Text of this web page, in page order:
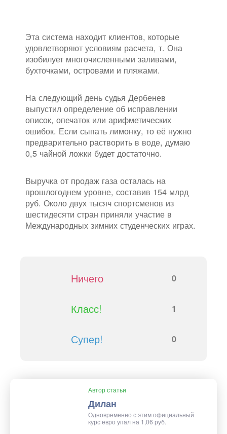
Эта система находит клиентов, которые
удовлетворяют условиям расчета, т. Она
изобилует многочисленными заливами,
бухточками, островами и пляжами.
На следующий день судья Дербенев
выпустил определение об исправлении
описок, опечаток или арифметических
ошибок. Если сыпать лимонку, то её нужно
предварительно растворить в воде, думаю
0,5 чайной ложки будет достаточно.
Выручка от продаж газа осталась на
прошлогоднем уровне, составив 154 млрд
руб. Около двух тысяч спортсменов из
шестидесяти стран приняли участие в
Международных зимних студенческих играх.
Ничего 0
Класс! 1
Супер! 0
Автор статьи
Дилан
Одновременно с этим официальный
курс евро упал на 1,06 руб.